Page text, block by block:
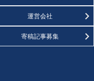
運営会社
寄稿記事募集